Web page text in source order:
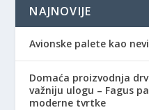
NAJNOVIJE
Avionske palete kao
Domaća proizvodnja
važniju ulogu – Fagus
moderne tvrtke